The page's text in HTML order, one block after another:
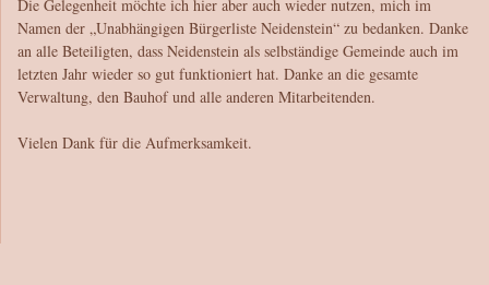
Die Gelegenheit möchte ich hier aber auch wieder nutzen, mich im
Namen der „Unabhängigen Bürgerliste Neidenstein“ zu bedanken. Danke
an alle Beteiligten, dass Neidenstein als selbständige Gemeinde auch im
letzten Jahr wieder so gut funktioniert hat. Danke an die gesamte
Verwaltung, den Bauhof und alle anderen Mitarbeitenden.
Vielen Dank für die Aufmerksamkeit.